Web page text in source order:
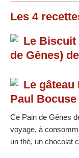
Les 4
Le Biscuit
de Gênes)
Le gâteau
Paul Bocuse
Ce Pain de Gênes
voyage, à
un thé, un chocolat